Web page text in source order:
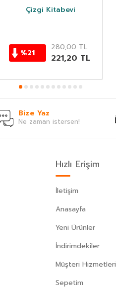
Çizgi Kitabevi
%21
280,00TL
221,20 TL
Bize Yaz
Ne zaman istersen!
Hızlı Erişim
İletişim
Anasayfa
Yeni Ürünler
İndirimdekiler
Müşteri Hizmetleri
Sepetim